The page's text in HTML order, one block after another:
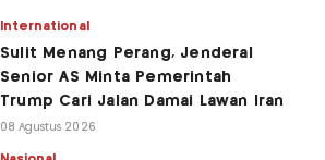
International
Sulit Menang Perang, Jenderal
Senior AS Minta Pemerintah
Trump Cari Jalan Damai Lawan Iran
08 Agustus 2026